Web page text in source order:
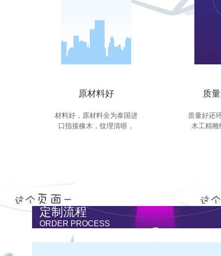
原材料好
材料好，原材料全为泰国进
口指接橡木，纹理清晣，
质
质量好还
木工精
定制流程
ORDER PROCESS